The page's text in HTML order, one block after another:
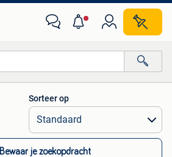
Alle afstanden…
Sorteer op
Bewaar je zoekopdracht